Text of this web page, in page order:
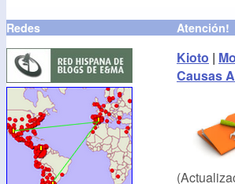
Redes Atención!
Kioto |
Causas